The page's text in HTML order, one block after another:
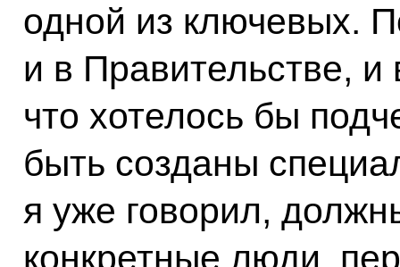
одной из ключевых.
и в Правительстве,
что хотелось бы
быть созданы
я уже говорил,
конкретные люди,